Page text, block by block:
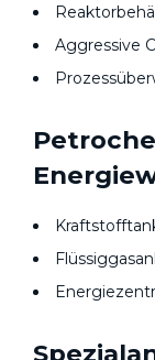
Aggressive